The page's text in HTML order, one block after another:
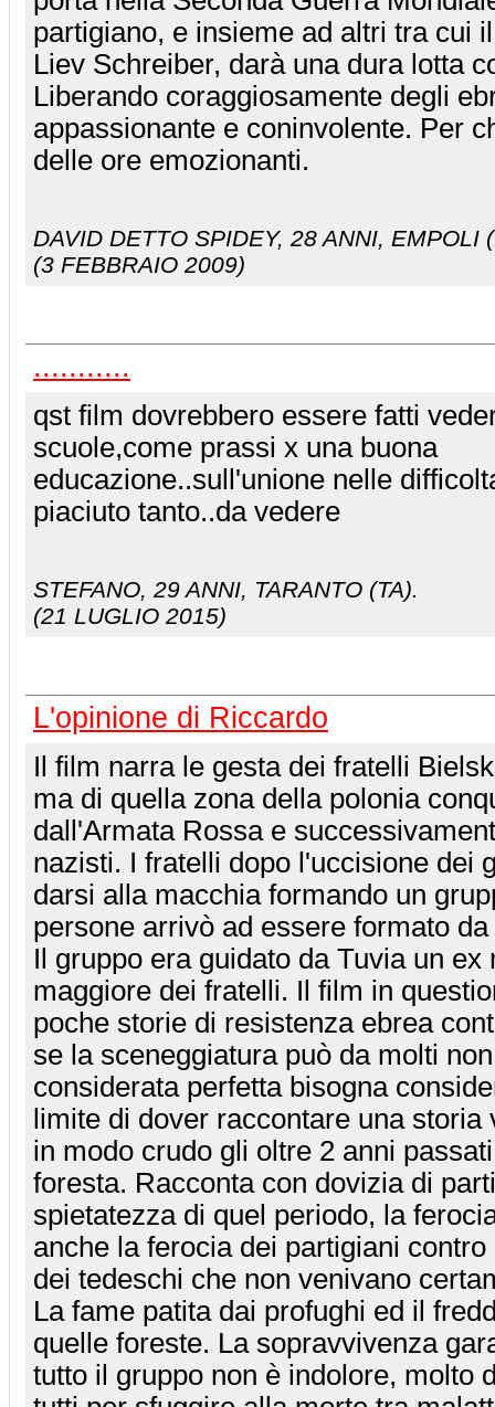
partigiano, e insieme ad altri tra cui
Liev Schreiber, darà una dura lotta
Liberando coraggiosamente degli
appassionante e coninvolente. Per
delle ore emozionanti.
DAVID DETTO SPIDEY, 28 ANNI, EMPOLI
(3 FEBBRAIO 2009)
...........
qst film dovrebbero essere fatti
scuole,come prassi x una buona
educazione..sull'unione nelle
piaciuto tanto..da vedere
STEFANO, 29 ANNI, TARANTO (TA).
(21 LUGLIO 2015)
L'opinione di Riccardo
Il film narra le gesta dei fratelli
ma di quella zona della polonia
dall'Armata Rossa e
nazisti. I fratelli dopo l'uccisione dei
darsi alla macchia formando un
persone arrivò ad essere formato
Il gruppo era guidato da Tuvia un
maggiore dei fratelli. Il film in
poche storie di resistenza ebrea
se la sceneggiatura può da molti
considerata perfetta bisogna
limite di dover raccontare una storia
in modo crudo gli oltre 2 anni
foresta. Racconta con dovizia di
spietatezza di quel periodo, la
anche la ferocia dei partigiani
dei tedeschi che non venivano
La fame patita dai profughi ed il
quelle foreste. La sopravvivenza
tutto il gruppo non è indolore, molto